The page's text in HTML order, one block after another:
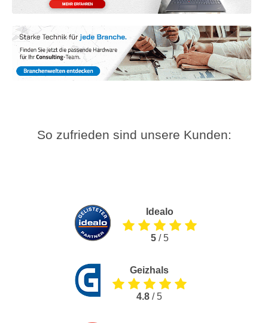
So zufrieden sind unsere Kunden:
Idealo
5/ 5
Geizhals
4.8 / 5